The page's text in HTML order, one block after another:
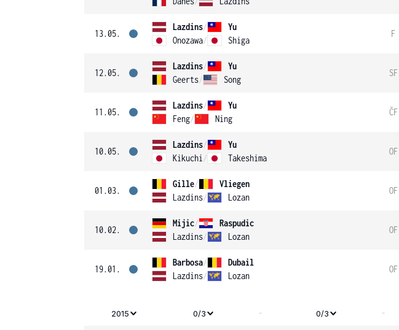
13.05.
Lazdins/
Yu
Onozawa/ Shiga
F
12.05.
Lazdins/
Yu
Geerts/ Song
SF
11.05.
Lazdins/
Yu
Feng/ Ning
ČF
10.05.
Lazdins/
Yu
Kikuchi / Takeshima
OF
01.03.
Gille/
Vliegen
Lazdins/ Lozan
OF
10.02.
Mijic/
Raspudic
Lazdins/ Lozan
OF
19.01.
Barbosa/
Dubail
Lazdins/ Lozan
OF
2015 0/3 - 0/3 -